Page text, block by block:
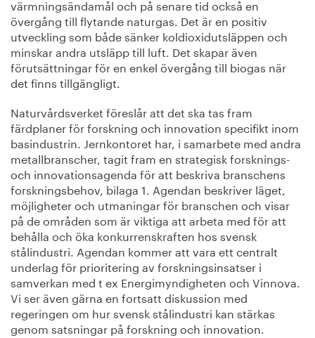
värmningsändamål och på senare tid också en
övergång till flytande naturgas. Det är en positiv
utveckling som både sänker koldioxidutsläppen och
minskar andra utsläpp till luft. Det skapar även
förutsättningar för en enkel övergång till biogas när
det finns tillgängligt.
Naturvårdsverket föreslår att det ska tas fram
färdplaner för forskning och innovation specifikt inom
basindustrin. Jernkontoret har, i samarbete med andra
metallbranscher, tagit fram en strategisk forsknings-
och innovationsagenda för att beskriva branschens
forskningsbehov, bilaga 1. Agendan beskriver läget,
möjligheter och utmaningar för branschen och visar
på de områden som är viktiga att arbeta med för att
behålla och öka konkurrenskraften hos svensk
stålindustri. Agendan kommer att vara ett centralt
underlag för prioritering av forskningsinsatser i
samverkan med t ex Energimyndigheten och Vinnova.
Vi ser även gärna en fortsatt diskussion med
regeringen om hur svensk stålindustri kan stärkas
genom satsningar på forskning och innovation.